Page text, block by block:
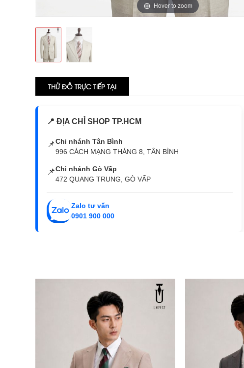
Hover to zoom
THỬ ĐỒ TRỰC TIẾP TẠI
📍 ĐỊA CHỈ SHOP TP.HCM
📌Chi nhánh Tân Bình
996 CÁCH MẠNG THÁNG 8, TÂN BÌNH
📌Chi nhánh Gò Vấp
472 QUANG TRUNG, GÒ VẤP
Zalo tư vấn
0901 900 000